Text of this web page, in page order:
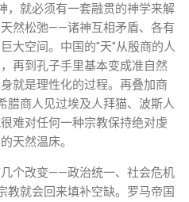
就必须有一套融贯的神学来解
然松弛——诸神互相矛盾、各有
大空间。中国的"天"从殷商的人
再到孔子手里基本变成准自然
就是理性化的过程。再叠加商
商人见过埃及人拜猫、波斯人
难对任何一种宗教保持绝对虔
天然温床。
个改变——政治统一、社会危机
就会回来填补空缺。罗马帝国